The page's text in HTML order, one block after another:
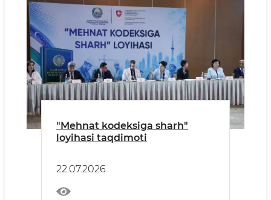
"Mehnat kodeksiga sharh"
loyihasi taqdimoti
22.07.2026